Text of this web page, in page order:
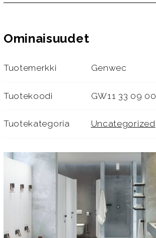
Ominaisuudet
Tuotemerkki Genwec
Tuotekoodi GW11 33 09 00
Tuotekategoria Uncategorized